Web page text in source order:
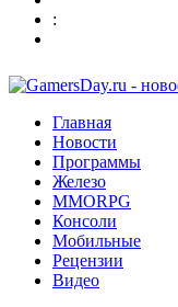
:
Главная
Новости
Программы
Железо
MMORPG
Консоли
Мобильные
Рецензии
Видео